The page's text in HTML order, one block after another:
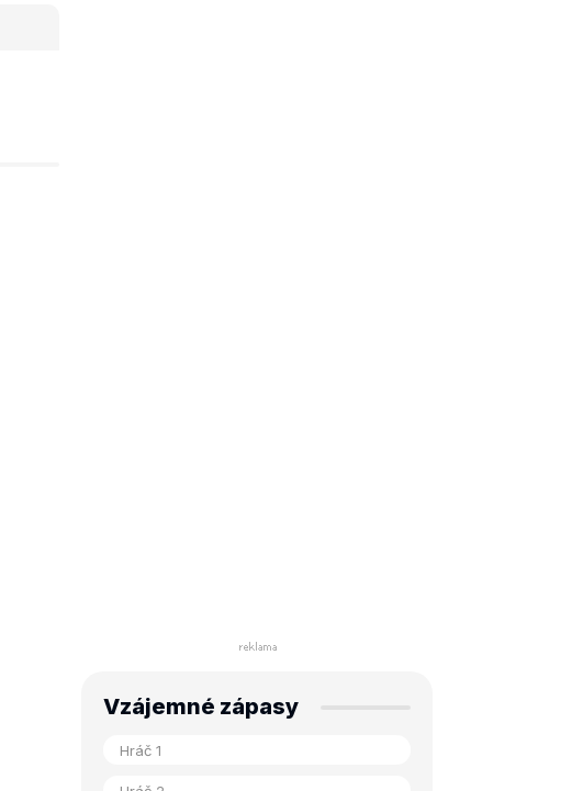
Vzájemné zápasy